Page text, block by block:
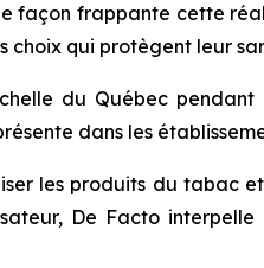
façon frappante cette
choix qui protègent leur
du Québec
dans les
les produits du tabac
De Facto